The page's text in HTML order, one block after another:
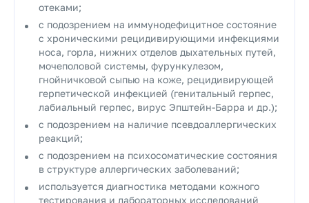
отеками;
с подозрением на иммунодефицитное состояние
с хроническими рецидивирующими инфекциями
носа, горла, нижних отделов дыхательных путей,
мочеполовой системы, фурункулезом,
гнойничковой сыпью на коже, рецидивирующей
герпетической инфекцией (генитальный герпес,
лабиальный герпес, вирус Эпштейн-Барра и др.);
с подозрением на наличие псевдоаллергических
реакций;
с подозрением на психосоматические состояния
в структуре аллергических заболеваний;
используется диагностика методами кожного
тестирования и лабораторных исследований